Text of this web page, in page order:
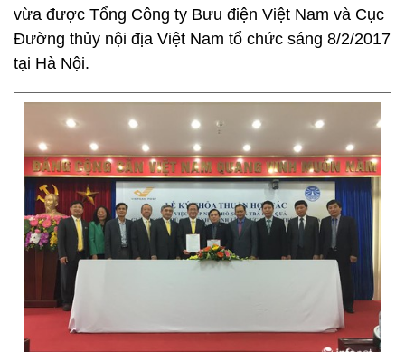
vừa được Tổng Công ty Bưu điện Việt Nam và Cục
Đường thủy nội địa Việt Nam tổ chức sáng 8/2/2017
tại Hà Nội.